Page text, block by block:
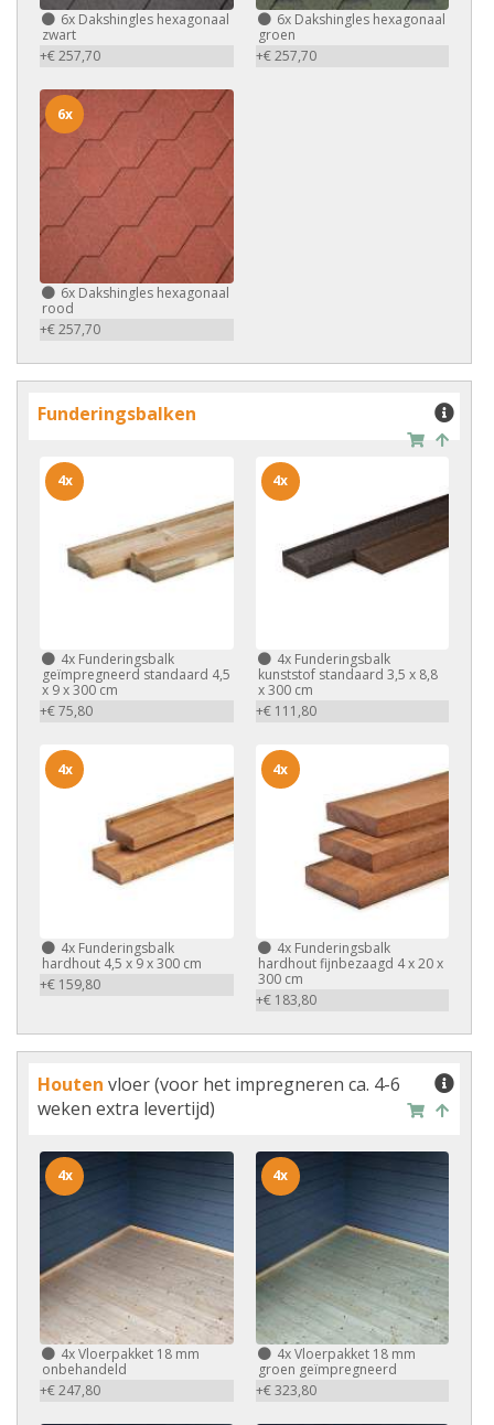
6x Dakshingles hexagonaal
zwart
+€ 257,70
6xDakshingles hexagonaal
groen
+€ 257,70
6x Dakshingles hexagonaal
rood
+€ 257,70
6x
Funderingsbalken
4x Funderingsbalk
geïmpregneerd standaard 4,5
x 9 x 300 cm
+€ 75,80
4x
4xFunderingsbalk
kunststof standaard 3,5 x 8,8
x 300 cm
+€ 111,80
4x
4x Funderingsbalk
hardhout 4,5 x 9 x 300 cm
+€ 159,80
4x
4xFunderingsbalk
hardhout fijnbezaagd 4 x 20 x
300 cm
+€ 183,80
4x
Houten vloer (voor het impregneren ca. 4-6
weken extra levertijd)
4xVloerpakket 18 mm
onbehandeld
+€ 247,80
4x
4xVloerpakket 18 mm
groen geïmpregneerd
+€ 323,80
4x